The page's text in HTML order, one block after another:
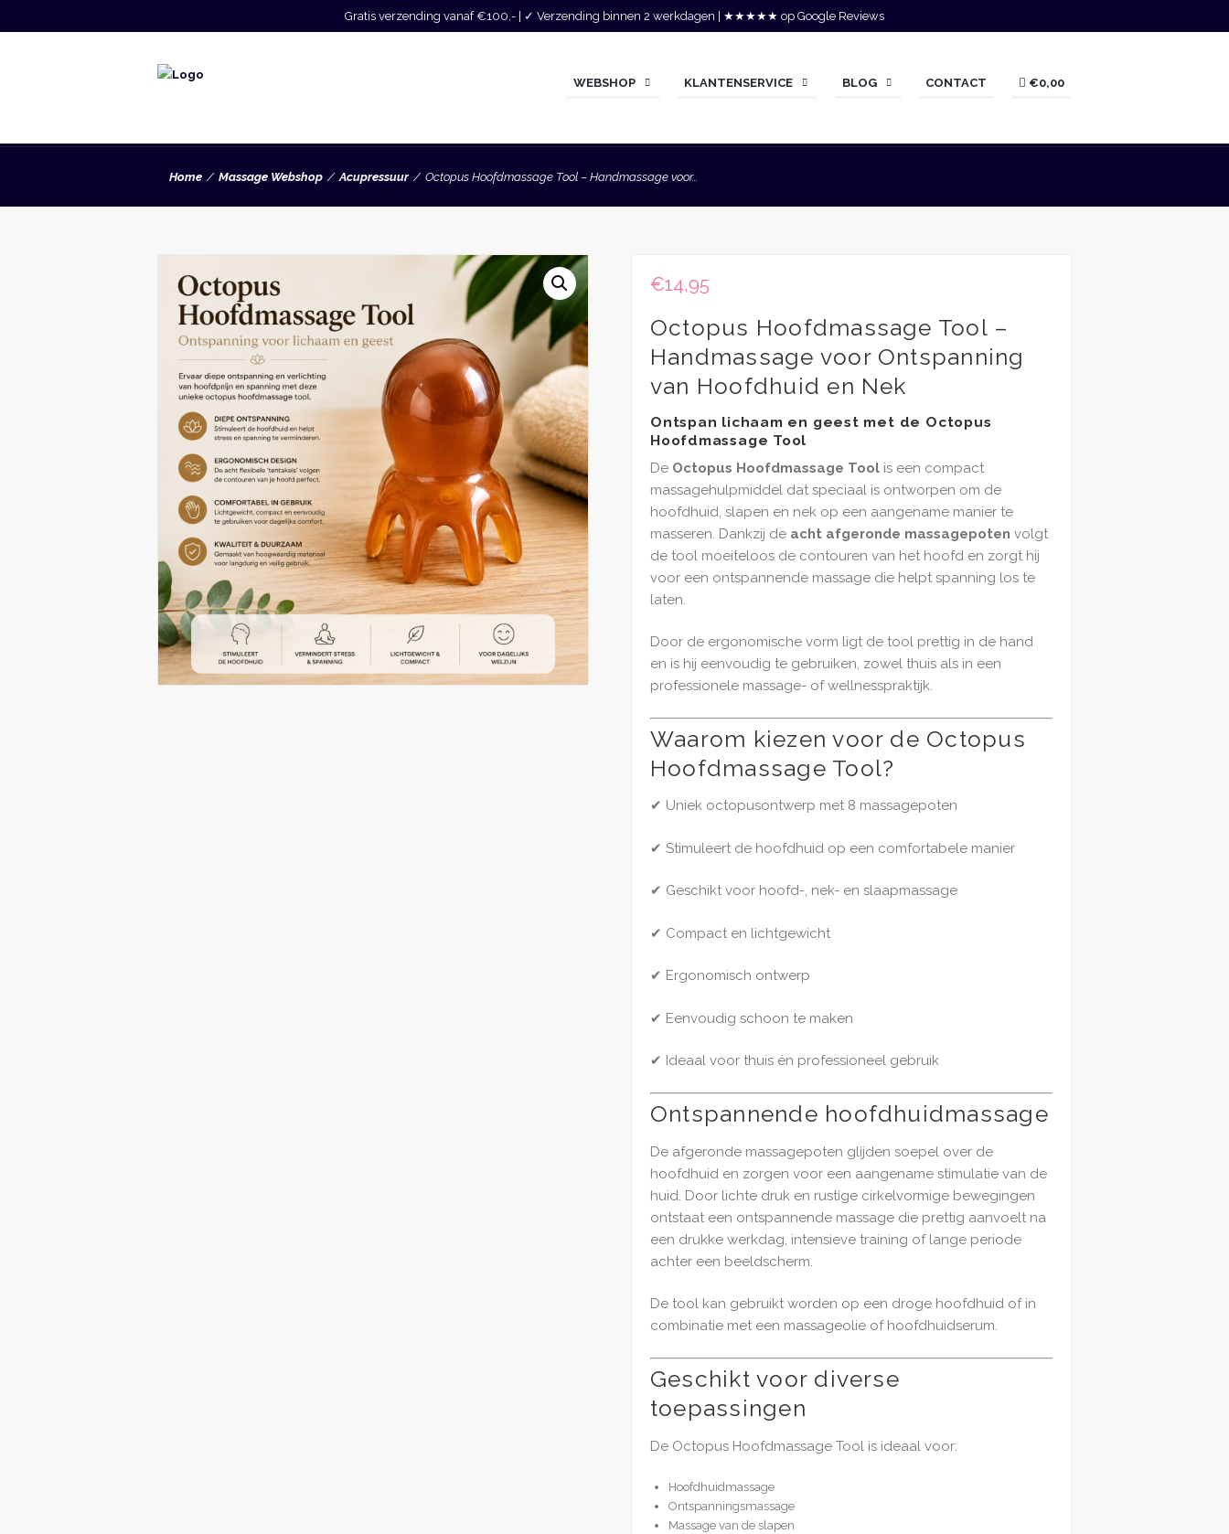
Gratis verzending vanaf €100,- | ✓ Verzending binnen 2 werkdagen | ★★★★★ op Google Reviews
WEBSHOP KLANTENSERVICE BLOG CONTACT €0,00
Home Massage Webshop Acupressuur Octopus Hoofdmassage Tool – Handmassage voor...
€14,95
Octopus Hoofdmassage Tool –
Handmassage voor Ontspanning
van Hoofdhuid en Nek
Ontspan lichaam en geest met de Octopus
Hoofdmassage Tool
De Octopus Hoofdmassage Tool is een compact
massagehulpmiddel dat speciaal is ontworpen om de
hoofdhuid, slapen en nek op een aangename manier te
masseren. Dankzij de acht afgeronde massagepoten volgt
de tool moeiteloos de contouren van het hoofd en zorgt hij
voor een ontspannende massage die helpt spanning los te
laten.
Door de ergonomische vorm ligt de tool prettig in de hand
en is hij eenvoudig te gebruiken, zowel thuis als in een
professionele massage- of wellnesspraktijk.
Waarom kiezen voor de Octopus
Hoofdmassage Tool?
✔ Uniek octopusontwerp met 8 massagepoten
✔ Stimuleert de hoofdhuid op een comfortabele manier
✔ Geschikt voor hoofd-, nek- en slaapmassage
✔ Compact en lichtgewicht
✔ Ergonomisch ontwerp
✔ Eenvoudig schoon te maken
✔ Ideaal voor thuis én professioneel gebruik
Ontspannende hoofdhuidmassage
De afgeronde massagepoten glijden soepel over de
hoofdhuid en zorgen voor een aangename stimulatie van de
huid. Door lichte druk en rustige cirkelvormige bewegingen
ontstaat een ontspannende massage die prettig aanvoelt na
een drukke werkdag, intensieve training of lange periode
achter een beeldscherm.
De tool kan gebruikt worden op een droge hoofdhuid of in
combinatie met een massageolie of hoofdhuidserum.
Geschikt voor diverse
toepassingen
De Octopus Hoofdmassage Tool is ideaal voor:
Hoofdhuidmassage
Ontspanningsmassage
Massage van de slapen